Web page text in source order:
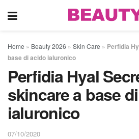
Home » Beauty 2026 » Skin Care » Perfidia
base di acido ialuronico
Perfidia Hyal
skincare a base
ialuronico
07/10/2020